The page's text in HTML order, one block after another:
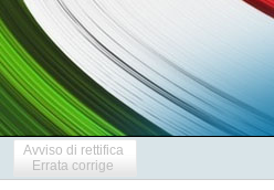
Avviso di rettifica
Errata corrige